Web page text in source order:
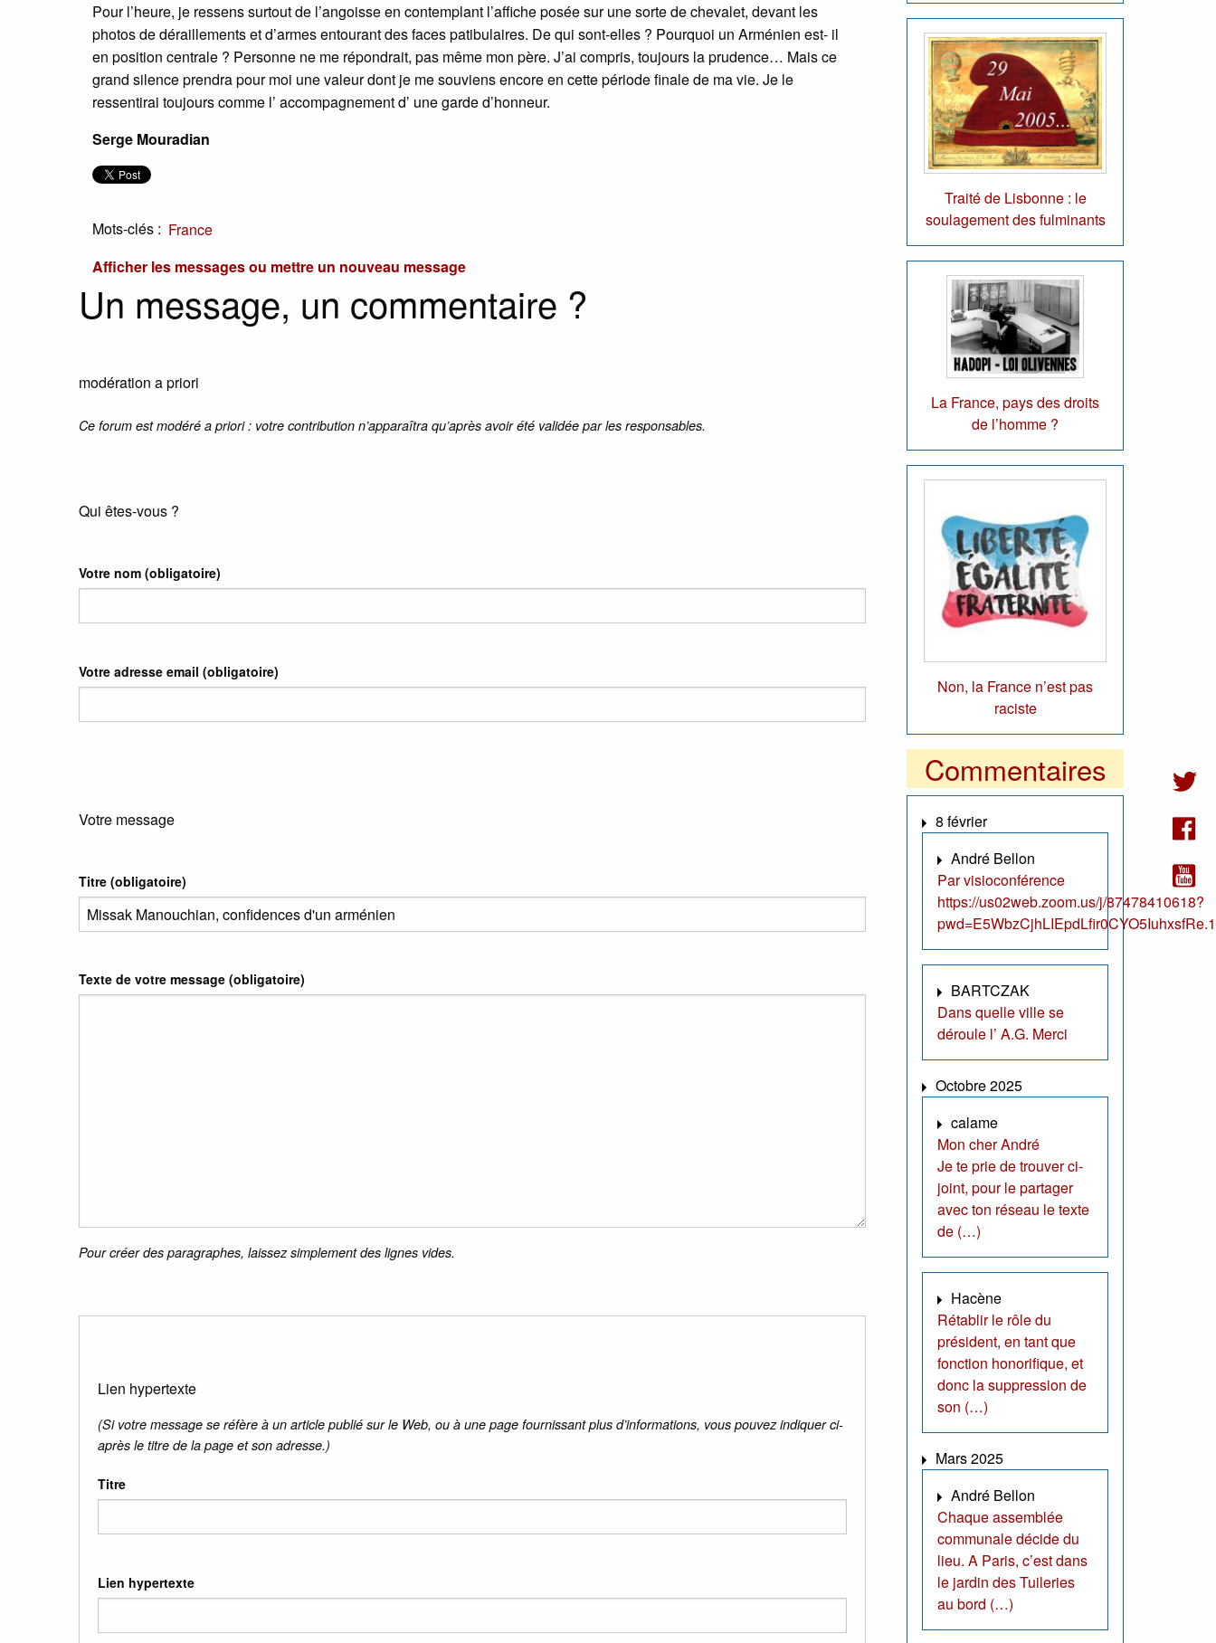
Pour l’heure, je ressens surtout de l’angoisse en contemplant l’affiche posée sur une sorte de chevalet, devant les
photos de déraillements et d’armes entourant des faces patibulaires. De qui sont-elles ? Pourquoi un Arménien est- il
en position centrale ? Personne ne me répondrait, pas même mon père. J’ai compris, toujours la prudence… Mais ce
grand silence prendra pour moi une valeur dont je me souviens encore en cette période finale de ma vie. Je le
ressentirai toujours comme l’ accompagnement d’ une garde d’honneur.
Serge Mouradian
Mots-clés : France
Afficher les messages ou mettre un nouveau message
Un message, un commentaire ?
modération a priori
Ce forum est modéré a priori : votre contribution n’apparaîtra qu’après avoir été validée par les responsables.
Qui êtes-vous ?
Votre nom (obligatoire)
Votre adresse email (obligatoire)
Votre message
Titre (obligatoire)
Texte de votre message (obligatoire)
Pour créer des paragraphes, laissez simplement des lignes vides.
Lien hypertexte
(Si votre message se réfère à un article publié sur le Web, ou à une page fournissant plus d’informations, vous pouvez indiquer ci-
après le titre de la page et son adresse.)
Titre
Lien hypertexte
Traité de Lisbonne : le
soulagement des fulminants
La France, pays des droits
de l’homme ?
Non, la France n’est pas
raciste
Commentaires
8 février
André Bellon
Par visioconférence
https://us02web.zoom.us/j/87478410618?
BARTCZAK
Dans quelle ville se
déroule l’ A.G. Merci
Octobre 2025
calame
Mon cher André
Je te prie de trouver ci-
joint, pour le partager
avec ton réseau le texte
de (…)
Hacène
Rétablir le rôle du
président, en tant que
fonction honorifique, et
donc la suppression de
son (…)
Mars 2025
André Bellon
Chaque assemblée
communale décide du
lieu. A Paris, c’est dans
le jardin des Tuileries
au bord (…)